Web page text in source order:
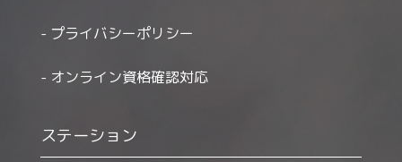
プライバシーポリシー
オンライン資格確認対応
ステーション